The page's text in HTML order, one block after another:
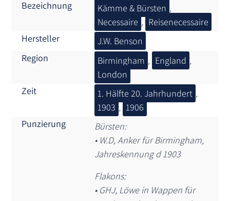
Bezeichnung Kämme & Bürsten ,
Necessaire , Reisenecessaire
Hersteller
J.W. Benson
Region
Birmingham , England ,
London
Zeit
1. Hälfte 20. Jahrhundert ,
1903 , 1906
Punzierung
Bürsten:
• W.D, Anker für Birmingham,
Jahreskennung d 1903
Flakons:
• GHJ, Löwe in Wappen für